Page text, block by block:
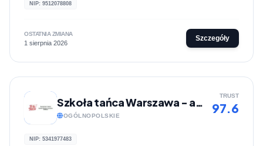
NIP: 9512078808
OSTATNIA ZMIANA
1 sierpnia 2026
Szczegóły
Szkoła tańca Warszawa - akademia tańca | Tu Się Tańczy
OGÓLNOPOLSKIE
TRUST
97.6
NIP: 5341977483